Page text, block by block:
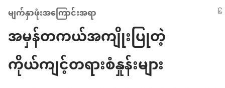
မျက်နှာဖုံးအကြောင်းအရာ
အမှန်တကယ်အကျိုးပြုတဲ့
ကိုယ်ကျင့်တရားစံနှုန်းများ